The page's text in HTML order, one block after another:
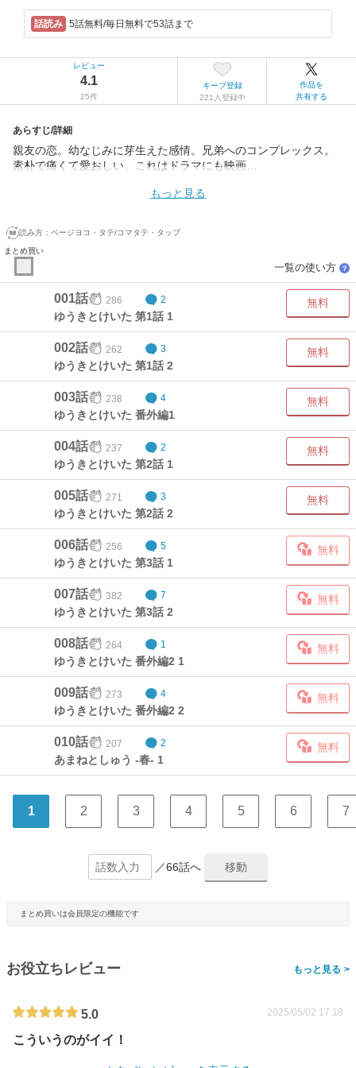
5話無料/毎日無料で53話まで
レビュー
4.1
25件
キープ登録
221人登録中
作品を
共有する
あらすじ/詳細
親友の恋。幼なじみに芽生えた感情。兄弟へのコンプレックス。
素朴で痛くて愛おしい、これはドラマにも映画…
もっと見る
読み方： ページヨコ・タテ/コマタテ・タップ
まとめ買い
一覧の使い方 ？
001話 286 2
ゆうきとけいた 第1話 1
無料
002話 262 3
ゆうきとけいた 第1話 2
無料
003話 238 4
ゆうきとけいた 番外編1
無料
004話 237 2
ゆうきとけいた 第2話 1
無料
005話 271 3
ゆうきとけいた 第2話 2
無料
006話 256 5
ゆうきとけいた 第3話 1
無料
007話 382 7
ゆうきとけいた 第3話 2
無料
008話 264 1
ゆうきとけいた 番外編2 1
無料
009話 273 4
ゆうきとけいた 番外編2 2
無料
010話 207 2
あまねとしゅう -春- 1
無料
1 2 3 4 5 6 7
／66話へ
まとめ買いは会員限定の機能です
お役立ちレビュー >
5.0 2025/05/02 17:18
こういうのがイイ！